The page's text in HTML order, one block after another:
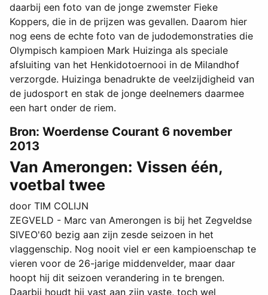
daarbij een foto van de jonge zwemster Fieke
Koppers, die in de prijzen was gevallen. Daarom hier
nog eens de echte foto van de judodemonstraties die
Olympisch kampioen Mark Huizinga als speciale
afsluiting van het Henkidotoernooi in de Milandhof
verzorgde. Huizinga benadrukte de veelzijdigheid van
de judosport en stak de jonge deelnemers daarmee
een hart onder de riem.
Bron: Woerdense Courant 6 november
2013
Van Amerongen: Vissen één,
voetbal twee
door TIM COLIJN
ZEGVELD - Marc van Amerongen is bij het Zegveldse
SIVEO'60 bezig aan zijn zesde seizoen in het
vlaggenschip. Nog nooit viel er een kampioenschap te
vieren voor de 26-jarige middenvelder, maar daar
hoopt hij dit seizoen verandering in te brengen.
Daarbij houdt hij vast aan zijn vaste, toch wel